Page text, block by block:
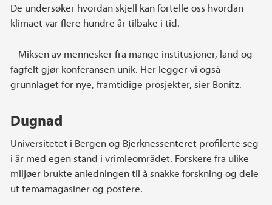
De undersøker hvordan skjell kan fortelle oss hvordan
klimaet var flere hundre år tilbake i tid.
– Miksen av mennesker fra mange institusjoner, land og
fagfelt gjør konferansen unik. Her legger vi også
grunnlaget for nye, framtidige prosjekter, sier Bonitz.
Dugnad
Universitetet i Bergen og Bjerknessenteret profilerte seg
i år med egen stand i vrimleområdet. Forskere fra ulike
miljøer brukte anledningen til å snakke forskning og dele
ut temamagasiner og postere.